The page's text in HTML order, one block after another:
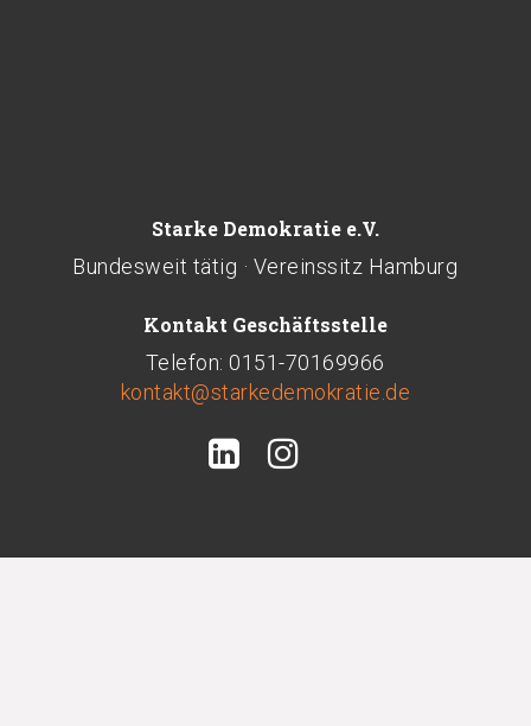
Starke Demokratie e.V.
Bundesweit tätig · Vereinssitz Hamburg
Kontakt Geschäftsstelle
Telefon: 0151-70169966
kontakt@starkedemokratie.de